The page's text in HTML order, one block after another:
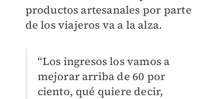
productos artesanales por parte
de los viajeros va a la alza.
“Los ingresos los vamos a
mejorar arriba de 60 por
ciento, qué quiere decir,